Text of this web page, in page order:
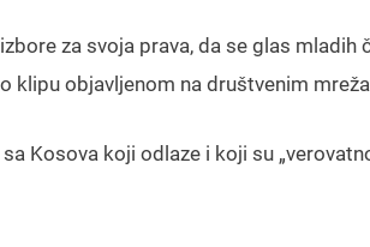
za svoja prava, da se glas mladih
klipu objavljenom na društvenim
Kosova koji odlaze i koji su